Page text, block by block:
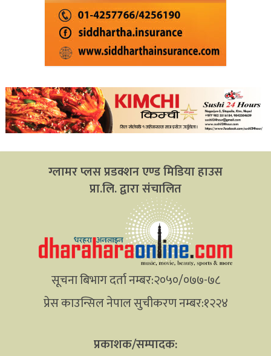
ग्लामर प्लस प्रडक्शन एण्ड मिडिया हाउस
प्रा.लि. द्वारा संचालित
सूचना बिभाग दर्ता नम्बर:२०५०/०७७-७८
प्रेस काउन्सिल नेपाल सुचीकरण नम्बर:१२२४
प्रकाशक/सम्पादक: